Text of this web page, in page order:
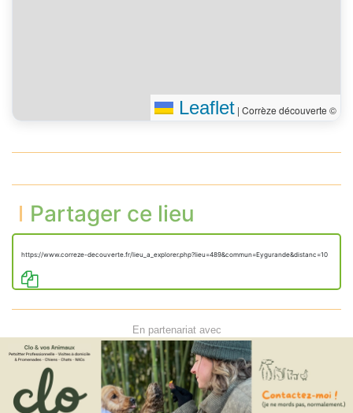
Leaflet | Corrèze découverte ©
Partager ce lieu
https://www.correze-decouverte.fr/lieu_a_explorer.php?lieu=489&commun=Eygurande&distanc=10
En partenariat avec